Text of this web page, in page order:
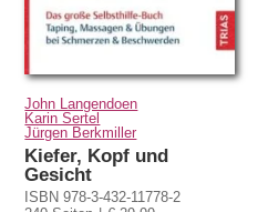
John Langendoen
Karin Sertel
Jürgen Berkmiller
Kiefer, Kopf und
Gesicht
ISBN 978-3-432-11778-2